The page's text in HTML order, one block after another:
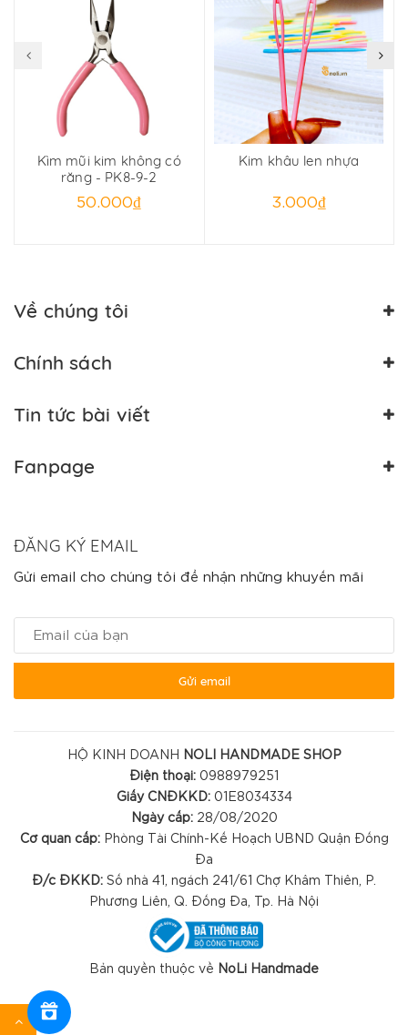
Kìm mũi kim không có
răng - PK8-9-2
50.000₫
Kim khâu len nhựa
3.000₫
Về chúng tôi
Chính sách
Tin tức bài viết
Fanpage
ĐĂNG KÝ EMAIL
Gửi email cho chúng tôi để nhận những khuyến mãi
Gửi email
HỘ KINH DOANH
NOLI HANDMADE SHOP
Điện thoại: 0988979251
Giấy CNĐKKD:01E8034334
Ngày cấp:28/08/2020
Cơ quan cấp:Phòng Tài Chính-Kế Hoạch UBND Quận Đống
Đa
Đ/c ĐKKD: Số nhà 41, ngách 241/61 Chợ Khâm Thiên, P.
Phương Liên, Q. Đống Đa, Tp. Hà Nội
Bản quyền thuộc về NoLi Handmade